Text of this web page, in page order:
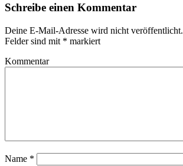
Schreibe einen Kommentar
Deine E-Mail-Adresse wird nicht veröffentlicht.
Felder sind mit * markiert
Kommentar
Name *